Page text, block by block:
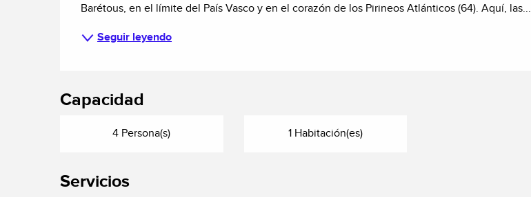
Barétous, en el límite del País Vasco y en el corazón de los Pirineos Atlánticos (64). Aquí, las...
Seguir leyendo
Capacidad
4 Persona(s) 1 Habitación(es)
Servicios